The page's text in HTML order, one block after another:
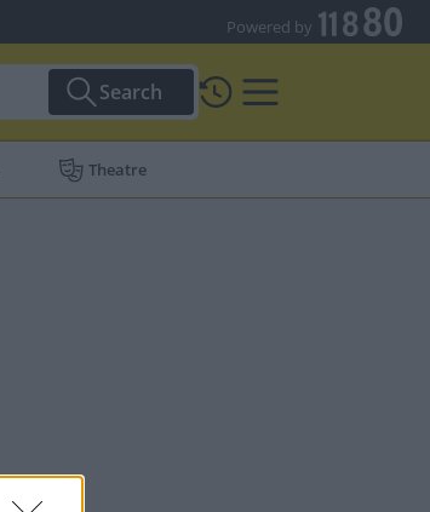
Powered by
Search
Theatre